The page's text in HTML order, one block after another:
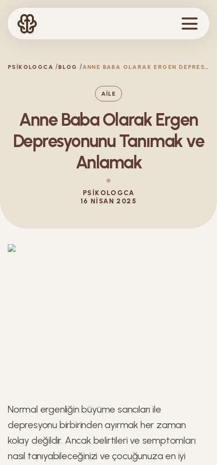
PSIKOLOGCA BLOG A
NNE BABA OLARAK ERGEN DEPRESYONUNU TANIMAK VE ANLAMAK
AILE
Anne Baba Olarak Ergen
Depresyonunu Tanımak ve
Anlamak
PSIKOLOGCA
16 NISAN 2025
Normal ergenliğin büyüme sancıları ile
depresyonu birbirinden ayırmak her zaman
kolay değildir. Ancak belirtileri ve semptomları
nasıl tanıyabileceğinizi ve çocuğunuza en iyi